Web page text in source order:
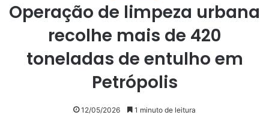
Operação de limpeza urbana
recolhe mais de 420
toneladas de entulho em
Petrópolis
12/05/2026 1 minuto de leitura